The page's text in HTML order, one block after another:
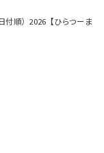
付順）2026【ひらつーま